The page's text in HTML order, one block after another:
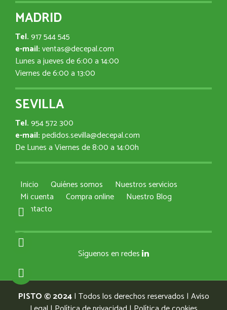
MADRID
Tel.917 544 545
e-mail:ventas@decepal.com
Lunes a jueves de 6:00 a 14:00
Viernes de 6:00 a 13:00
SEVILLA
Tel.954 572 300
e-mail:pedidos.sevilla@decepal.com
De Lunes a Viernes de 8:00 a 14:00h
Inicio Quiénes somos
Nuestros servicios
Mi cuenta
Compra online
Nuestro Blog
Contacto
Síguenos en redes
PISTO © 2024| Todos los derechos reservados | Aviso